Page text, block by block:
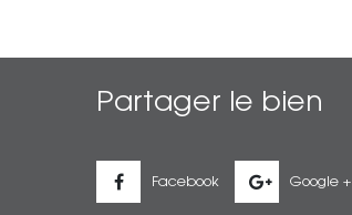
Partager le bien
Facebook Google +